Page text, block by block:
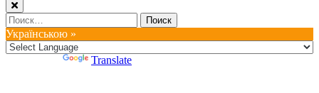
Найти:
Українською »
Translate